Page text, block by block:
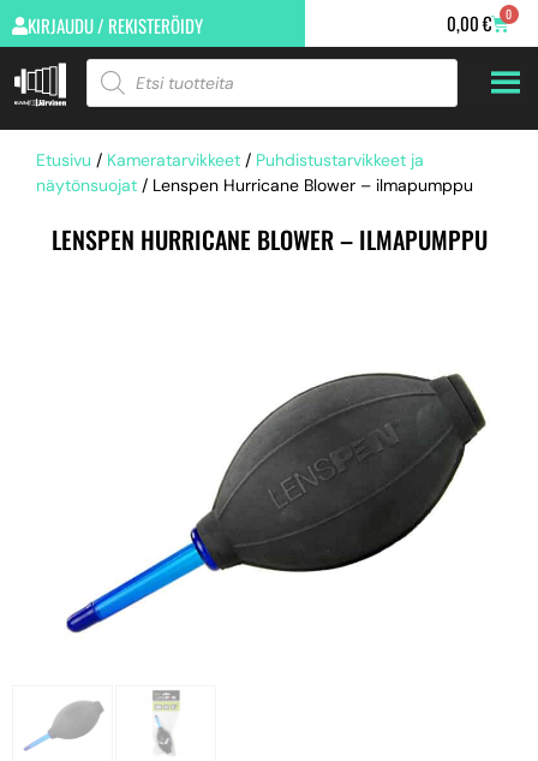
KIRJAUDU / REKISTERÖIDY 0,00€ 0
Etusivu / Kameratarvikkeet / Puhdistustarvikkeet ja
näytönsuojat / Lenspen Hurricane Blower – ilmapumppu
LENSPEN HURRICANE BLOWER – ILMAPUMPPU